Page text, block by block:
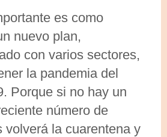
es como
nuevo plan,
con varios sectores,
la pandemia del
Porque si no hay un
número de
volverá la cuarentena y